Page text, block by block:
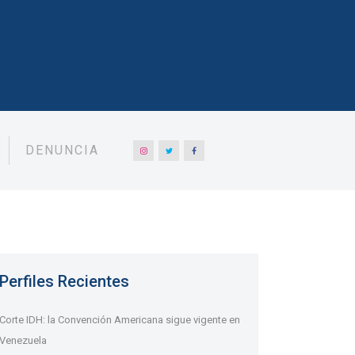
DENUNCIA
Perfiles Recientes
Corte IDH: la Convención Americana sigue vigente en
Venezuela